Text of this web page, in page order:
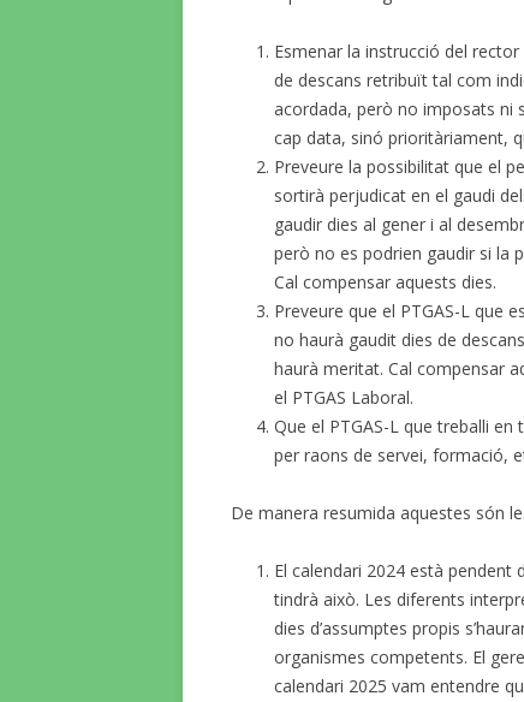
Esmenar la instrucció del
de descans retribuït tal com
acordada, però no imposats ni
cap data, sinó prioritàriament,
Preveure la possibilitat que el
sortirà perjudicat en el gaudi
gaudir dies al gener i al
però no es podrien gaudir si la
Cal compensar aquests dies.
Preveure que el PTGAS-L que
no haurà gaudit dies de
haurà meritat. Cal compensar
el PTGAS Laboral.
Que el PTGAS-L que treballi
per raons de servei, formació,
De manera resumida aquestes són
El calendari 2024 està pendent
tindrà això. Les diferents
dies d’assumptes propis
organismes competents. El
calendari 2025 vam entendre